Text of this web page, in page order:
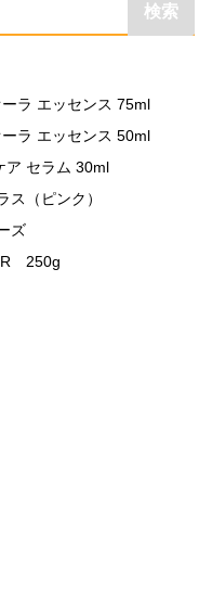
検索
ラ エッセンス 75ml
ラ エッセンス 50ml
ア セラム 30ml
ス（ピンク）
ズ
R 250g